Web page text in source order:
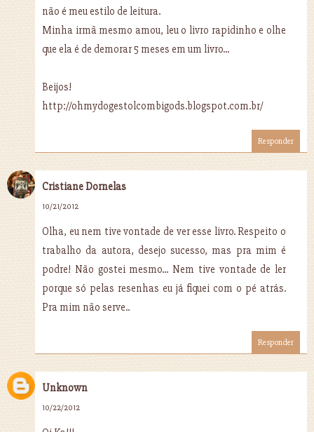
não é meu estilo de leitura.
Minha irmã mesmo amou, leu o livro rapidinho e olhe
que ela é de demorar 5 meses em um livro...
Beijos!
http://ohmydogestolcombigods.blogspot.com.br/
Responder
Cristiane Dornelas
10/21/2012
Olha, eu nem tive vontade de ver esse livro. Respeito o
trabalho da autora, desejo sucesso, mas pra mim é
podre! Não gostei mesmo... Nem tive vontade de ler
porque só pelas resenhas eu já fiquei com o pé atrás.
Pra mim não serve..
Responder
Unknown
10/22/2012